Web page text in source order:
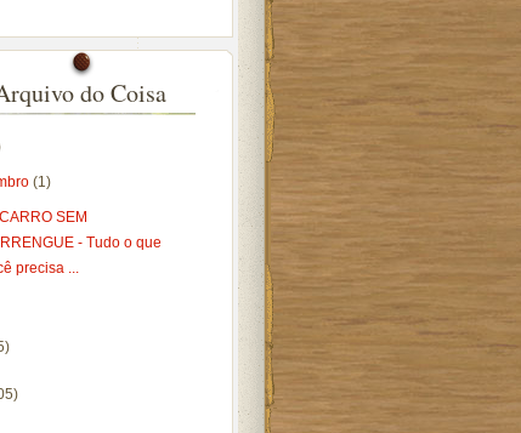
do Coisa
(1)
SEM
- Tudo o que
precisa ...